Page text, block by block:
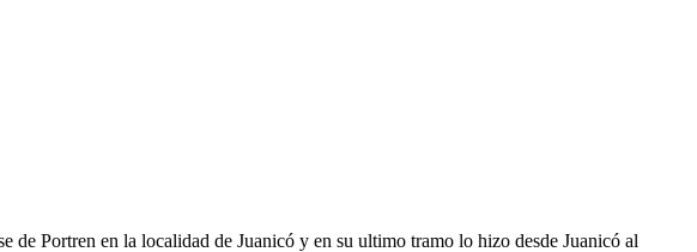
de Portren en la localidad de Juanicó y en su ultimo tramo lo hizo desde Juanicó al